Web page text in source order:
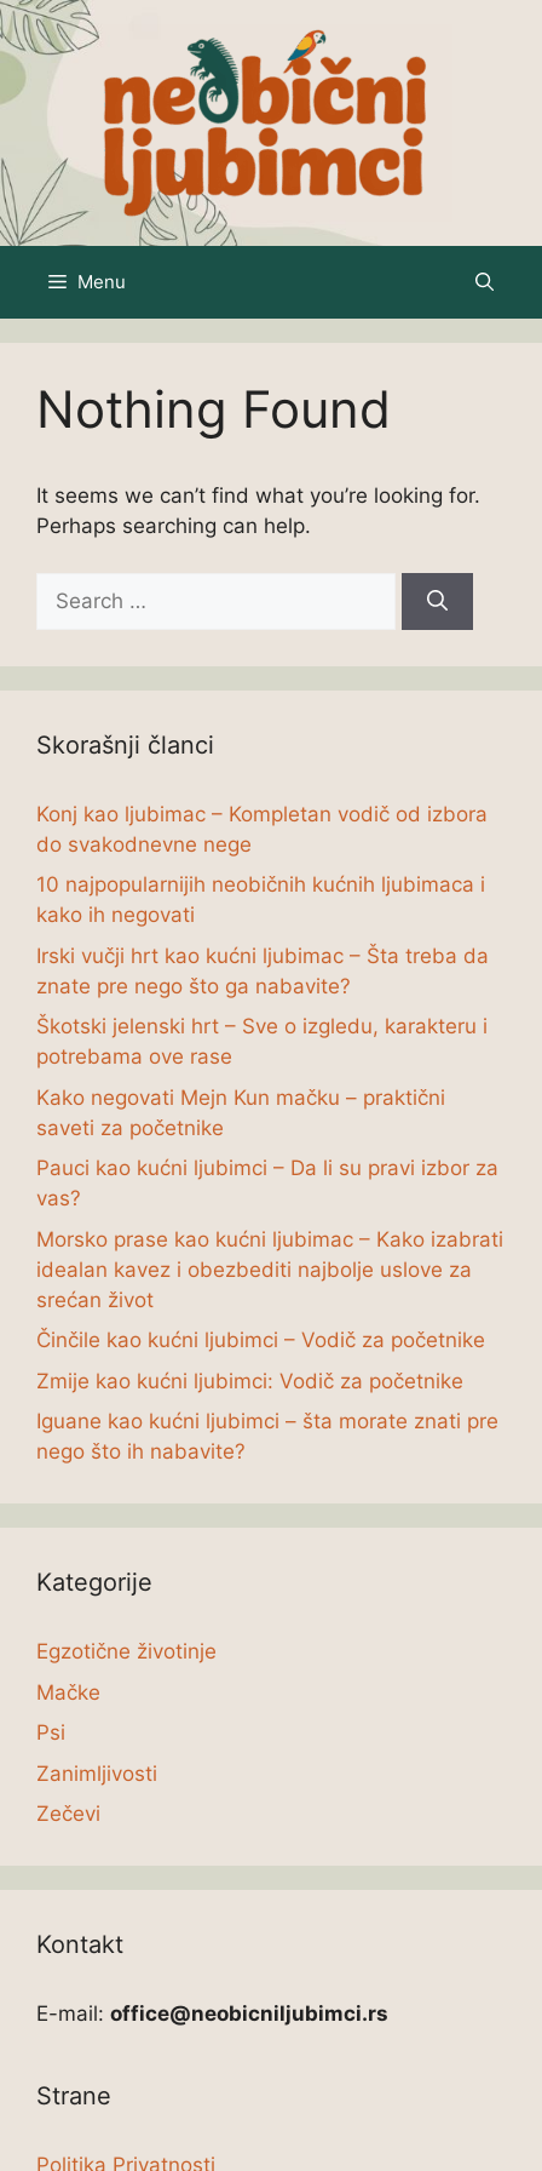
Skip
to
content
Menu
Nothing Found
It seems we can’t find what you’re looking for.
Perhaps searching can help.
for:
Skorašnji članci
Konj kao ljubimac – Kompletan vodič od izbora
do svakodnevne nege
10 najpopularnijih neobičnih kućnih ljubimaca i
kako ih negovati
Irski vučji hrt kao kućni ljubimac – Šta treba da
znate pre nego što ga nabavite?
Škotski jelenski hrt – Sve o izgledu, karakteru i
potrebama ove rase
Kako negovati Mejn Kun mačku – praktični
saveti za početnike
Pauci kao kućni ljubimci – Da li su pravi izbor za
vas?
Morsko prase kao kućni ljubimac – Kako izabrati
idealan kavez i obezbediti najbolje uslove za
srećan život
Činčile kao kućni ljubimci – Vodič za početnike
Zmije kao kućni ljubimci: Vodič za početnike
Iguane kao kućni ljubimci – šta morate znati pre
nego što ih nabavite?
Kategorije
Egzotične životinje
Mačke
Psi
Zanimljivosti
Zečevi
Kontakt
E-mail: office@neobicniljubimci.rs
Strane
Politika Privatnosti